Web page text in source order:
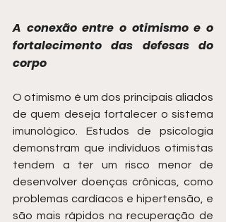
A conexão entre o otimismo e o
fortalecimento das defesas do
corpo
O otimismo é um dos principais aliados
de quem deseja fortalecer o sistema
imunológico. Estudos de psicologia
demonstram que indivíduos otimistas
tendem a ter um risco menor de
desenvolver doenças crônicas, como
problemas cardíacos e hipertensão, e
são mais rápidos na recuperação de